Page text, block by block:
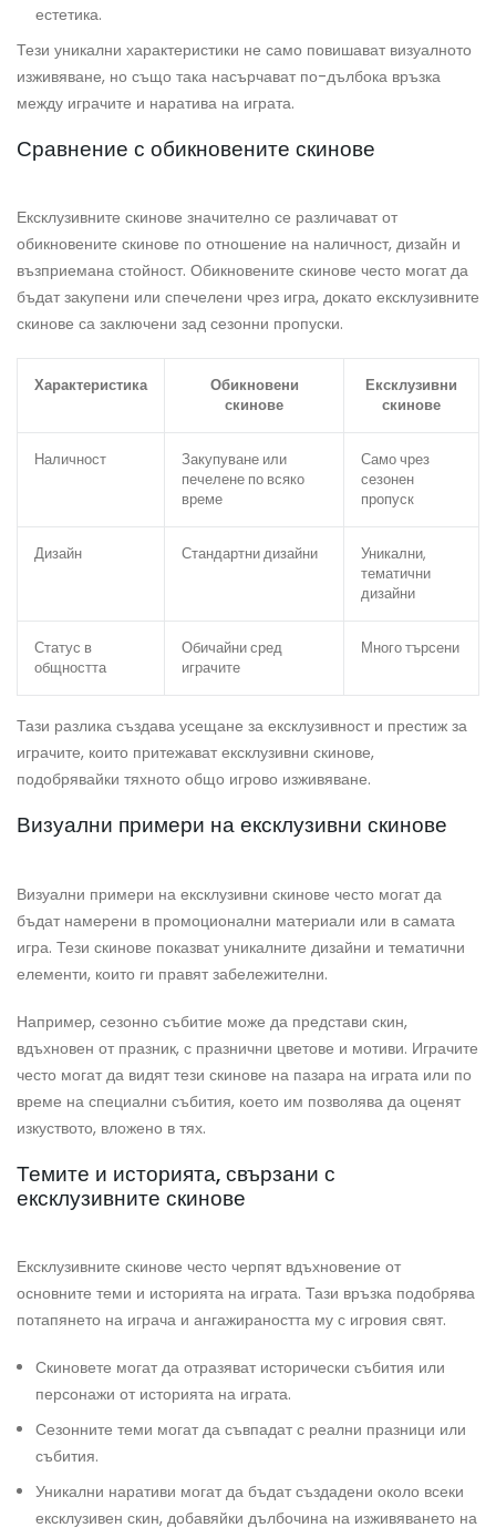
естетика.
Тези уникални характеристики не само повишават визуалното
изживяване, но също така насърчават по-дълбока връзка
между играчите и наратива на играта.
Сравнение с обикновените скинове
Ексклузивните скинове значително се различават от
обикновените скинове по отношение на наличност, дизайн и
възприемана стойност. Обикновените скинове често могат да
бъдат закупени или спечелени чрез игра, докато ексклузивните
скинове са заключени зад сезонни пропуски.
Характеристика
Обикновени
скинове
Ексклузивни
скинове
Наличност
Закупуване или
печелене по всяко
време
Само чрез
сезонен
пропуск
Дизайн Стандартни дизайни
Уникални,
тематични
дизайни
Статус в
общността
Обичайни сред
играчите
Много търсени
Тази разлика създава усещане за ексклузивност и престиж за
играчите, които притежават ексклузивни скинове,
подобрявайки тяхното общо игрово изживяване.
Визуални примери на ексклузивни скинове
Визуални примери на ексклузивни скинове често могат да
бъдат намерени в промоционални материали или в самата
игра. Тези скинове показват уникалните дизайни и тематични
елементи, които ги правят забележителни.
Например, сезонно събитие може да представи скин,
вдъхновен от празник, с празнични цветове и мотиви. Играчите
често могат да видят тези скинове на пазара на играта или по
време на специални събития, което им позволява да оценят
изкуството, вложено в тях.
Темите и историята, свързани с
ексклузивните скинове
Ексклузивните скинове често черпят вдъхновение от
основните теми и историята на играта. Тази връзка подобрява
потапянето на играча и ангажираността му с игровия свят.
Скиновете могат да отразяват исторически събития или
персонажи от историята на играта.
Сезонните теми могат да съвпадат с реални празници или
събития.
Уникални наративи могат да бъдат създадени около всеки
ексклузивен скин, добавяйки дълбочина на изживяването на